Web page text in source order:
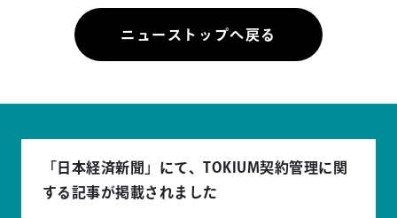
ニューストップへ戻る
「日本経済新聞」にて、TOKIUM契約管理に関
する記事が掲載されました